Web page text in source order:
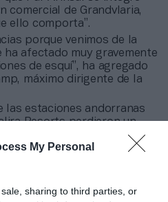
My Personal
sharing to third parties, or
comercial de Grandvlaria,
ello comporta”.
porque venimos de la
ha afectado muy gravemente
de esquí”, ha agregado
máximo dirigente de la
las estaciones andorranas
Resorts perdieron un
la última temporada (2020-
de la nueva sociedad
estén finalizadas en